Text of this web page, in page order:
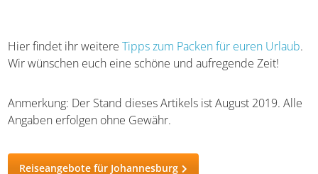
Die Jeeps sind offen und somit seid ihr der Sonne
und den Mücken ausgeliefert. Tragt beide
Hier findet ihr weitereTipps zum Packen für euren